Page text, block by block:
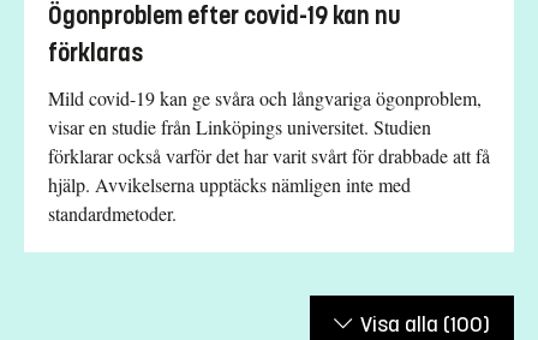
Ögonproblem efter covid-19 kan nu
förklaras
Mild covid-19 kan ge svåra och långvariga ögonproblem,
visar en studie från Linköpings universitet. Studien
förklarar också varför det har varit svårt för drabbade att få
hjälp. Avvikelserna upptäcks nämligen inte med
standardmetoder.
Visa alla (100)